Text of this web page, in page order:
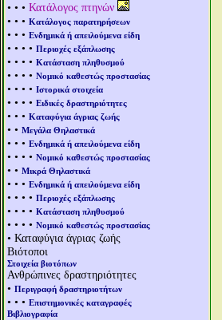
• • • Κατάλογος πτηνών
• • • Κατάλογος παρατηρήσεων
• • • Ενδημικά ή απειλούμενα είδη
• • • • Περιοχές εξάπλωσης
• • • • Κατάσταση πληθυσμού
• • • • Νομικό καθεστώς προστασίας
• • • • Ιστορικά στοιχεία
• • • • Ειδικές δραστηριότητες
• • • Καταφύγια άγριας ζωής
• • Μεγάλα Θηλαστικά
• • • Ενδημικά ή απειλούμενα είδη
• • • • Νομικό καθεστώς προστασίας
• • Μικρά Θηλαστικά
• • • Ενδημικά ή απειλούμενα είδη
• • • • Περιοχές εξάπλωσης
• • • • Κατάσταση πληθυσμού
• • • • Νομικό καθεστώς προστασίας
• Καταφύγια άγριας ζωής
Βιότοποι
Στοιχεία βιοτόπων
Ανθρώπινες δραστηριότητες
• Περιγραφή δραστηριοτήτων
• • • Επιστημονικές καταγραφές
Βιβλιογραφία